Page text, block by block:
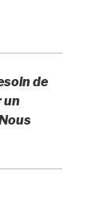
de
un